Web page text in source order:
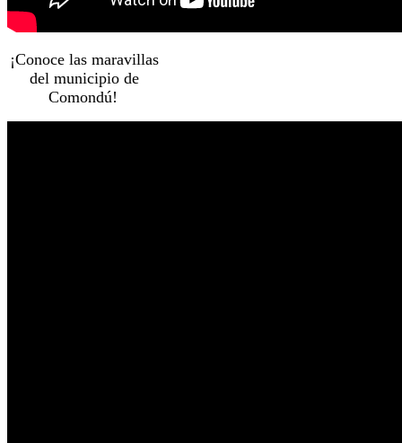
¡Conoce las maravillas
del municipio de
Comondú!